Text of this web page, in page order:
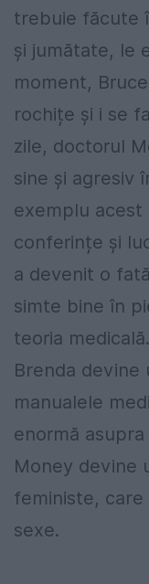
trebuie făcute
și jumătate, le
moment,
rochițe și i se
zile, doctorul
sine și agresiv
exemplu acest
conferințe și
a devenit o
simte bine în
teoria
Brenda devine
manualele
enormă
Money devine
feministe,
sexe.